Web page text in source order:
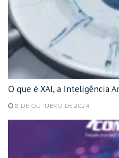
O que é XAI, a Inteligência
8 DE OUTUBRO DE 2024